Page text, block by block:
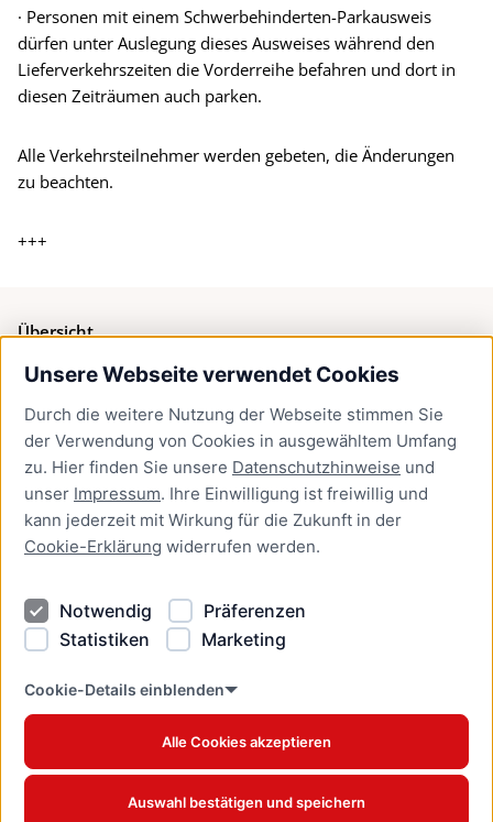
Unsere Webseite verwendet Cookies
Durch die weitere Nutzung der Webseite stimmen Sie
der Verwendung von Cookies in ausgewähltem Umfang
zu. Hier finden Sie unsere Datenschutzhinweise und
unser Impressum. Ihre Einwilligung ist freiwillig und
kann jederzeit mit Wirkung für die Zukunft in der
Cookie-Erklärung widerrufen werden.
Notwendig
Präferenzen
Statistiken
Marketing
Cookie-Details einblenden
Alle Cookies akzeptieren
Auswahl bestätigen und speichern
· Personen mit einem Schwerbehinderten-Parkausweis
dürfen unter Auslegung dieses Ausweises während den
Lieferverkehrszeiten die Vorderreihe befahren und dort in
diesen Zeiträumen auch parken.
Alle Verkehrsteilnehmer werden gebeten, die Änderungen
zu beachten.
+++
Übersicht
Bürgerservice
Presse
Newsletter Lübeck:kompakt
Kontakt
Kontakt
Datenschutzhinweise
Barrierefreiheit
Cookie Erklärung
www.luebeck.de